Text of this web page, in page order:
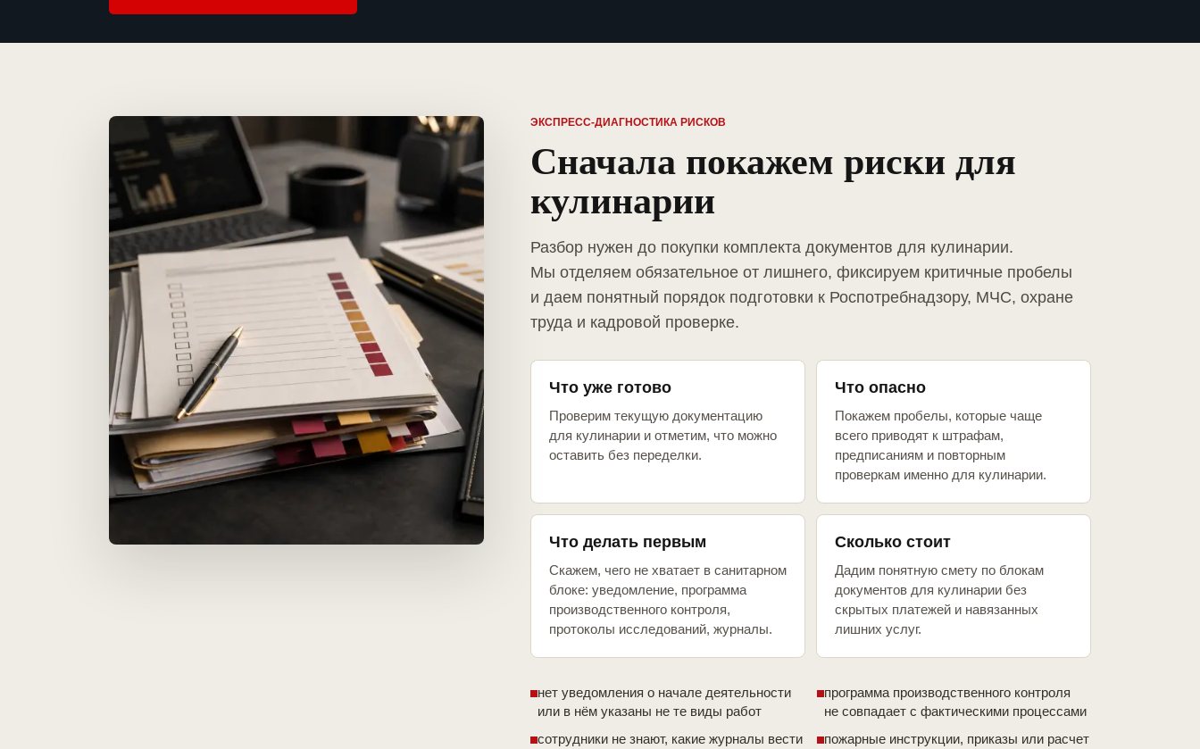
ЭКСПРЕСС-ДИАГНОСТИКА РИСКОВ
Сначала покажем риски для
кулинарии
Разбор нужен до покупки комплекта документов для кулинарии.
Мы отделяем обязательное от лишнего, фиксируем критичные пробелы
и даем понятный порядок подготовки к Роспотребнадзору, МЧС, охране
труда и кадровой проверке.
Что уже готово
Проверим текущую документацию
для кулинарии и отметим, что можно
оставить без переделки.
Что опасно
Покажем пробелы, которые чаще
всего приводят к штрафам,
предписаниям и повторным
проверкам именно для кулинарии.
Что делать первым
Скажем, чего не хватает в санитарном
блоке: уведомление, программа
производственного контроля,
протоколы исследований, журналы.
Сколько стоит
Дадим понятную смету по блокам
документов для кулинарии без
скрытых платежей и навязанных
лишних услуг.
нет уведомления о начале деятельности
или в нём указаны не те виды работ
программа производственного контроля
не совпадает с фактическими процессами
сотрудники не знают, какие журналы вести
пожарные инструкции, приказы или расчет